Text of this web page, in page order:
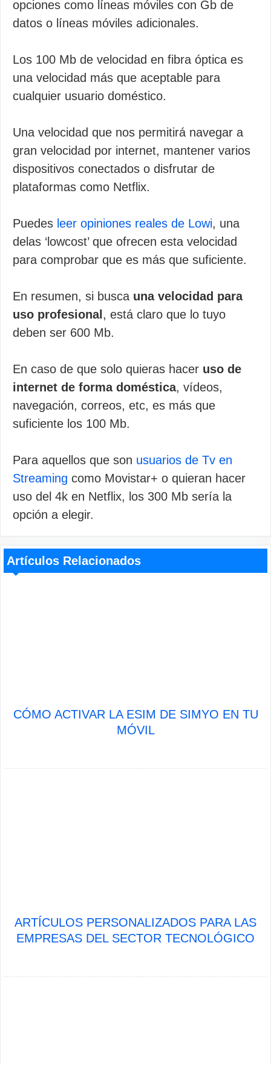
opciones como líneas móviles con Gb de
datos o líneas móviles adicionales.
Los 100 Mb de velocidad en fibra óptica es
una velocidad más que aceptable para
cualquier usuario doméstico.
Una velocidad que nos permitirá navegar a
gran velocidad por internet, mantener varios
dispositivos conectados o disfrutar de
plataformas como Netflix.
Puedes leer opiniones reales de Lowi, una
delas ‘lowcost’ que ofrecen esta velocidad
para comprobar que es más que suficiente.
En resumen, si busca una velocidad para
uso profesional , está claro que lo tuyo
deben ser 600 Mb.
En caso de que solo quieras hacer uso de
internet de forma doméstica, vídeos,
navegación, correos, etc, es más que
suficiente los 100 Mb.
Para aquellos que son usuarios de Tv en
Streaming como Movistar+ o quieran hacer
uso del 4k en Netflix, los 300 Mb sería la
opción a elegir.
Artículos Relacionados
CÓMO ACTIVAR LA ESIM DE SIMYO EN TU
MÓVIL
ARTÍCULOS PERSONALIZADOS PARA LAS
EMPRESAS DEL SECTOR TECNOLÓGICO